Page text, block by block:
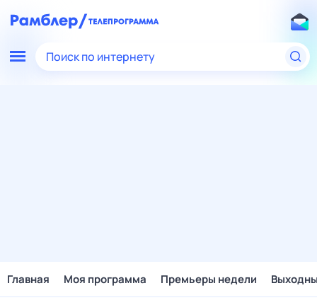
Поиск по интернету
Главная Моя программа Премьеры недели